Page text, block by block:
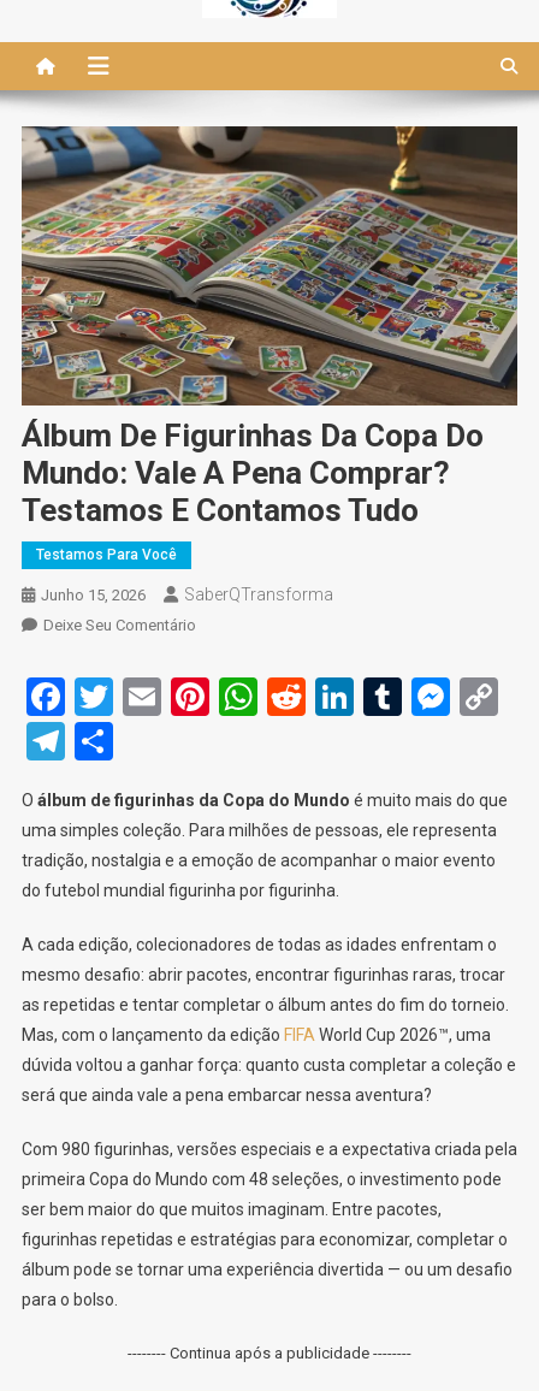
Álbum De Figurinhas Da Copa Do
Mundo: Vale A Pena Comprar?
Testamos E Contamos Tudo
Testamos Para Você
Junho 15, 2026 SaberQTransforma
Deixe Seu ComentárioOn
De
Figurinhas
Do
Pena
Testamos
E
Contamos
Tudo
Facebook
Twitter
EmailPinterest
WhatsApp
RedditLinkedIn
Tumblr
Telegram
Share
O álbum de figurinhas da Copa do Mundo é muito mais do que
uma simples coleção. Para milhões de pessoas, ele representa
tradição, nostalgia e a emoção de acompanhar o maior evento
do futebol mundial figurinha por figurinha.
A cada edição, colecionadores de todas as idades enfrentam o
mesmo desafio: abrir pacotes, encontrar figurinhas raras, trocar
as repetidas e tentar completar o álbum antes do fim do torneio.
Mas, com o lançamento da edição FIFA World Cup 2026™, uma
dúvida voltou a ganhar força: quanto custa completar a coleção e
será que ainda vale a pena embarcar nessa aventura?
Com 980 figurinhas, versões especiais e a expectativa criada pela
primeira Copa do Mundo com 48 seleções, o investimento pode
ser bem maior do que muitos imaginam. Entre pacotes,
figurinhas repetidas e estratégias para economizar, completar o
álbum pode se tornar uma experiência divertida — ou um desafio
para o bolso.
-------- Continua após a publicidade --------